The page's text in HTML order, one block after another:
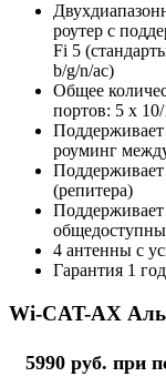
роутер с
Fi 5
b/g/n/ac)
Общее
портов: 5 х
роуминг
(репитера)
4 антенны с
Гарантия 1 год
Wi-CAT-AX
5990 руб. при